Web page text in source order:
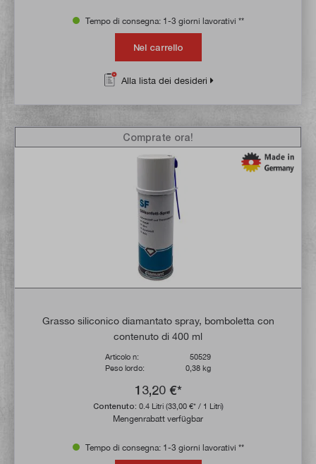
Tempo di consegna: 1-3 giorni lavorativi **
Nel carrello
Alla lista dei desideri
Grasso siliconico diamantato spray, bomboletta con
contenuto di 400 ml
Articolo n:
50529
Peso lordo:
0,38 kg
13,20 €*
Contenuto: 0.4 Litri (33,00 €* / 1 Litri)
Mengenrabatt verfügbar
Comprate ora!
Tempo di consegna: 1-3 giorni lavorativi **